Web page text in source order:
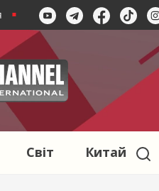
Втрата окупантів на 8
Світ Китай